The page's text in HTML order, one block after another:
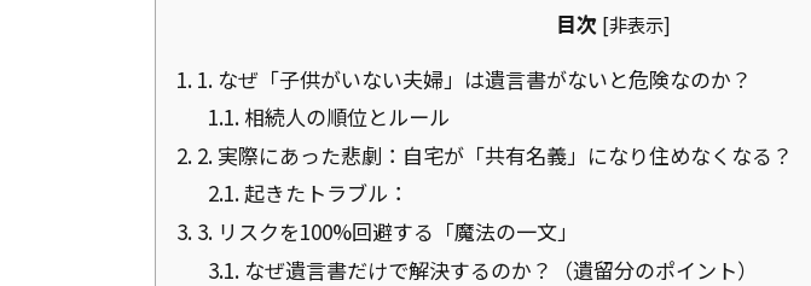
目次 [非表示]
1. 1. なぜ「子供がいない夫婦」は遺言書がないと危険なのか？
1.1.相続人の順位とルール
2. 2. 実際にあった悲劇：自宅が「共有名義」になり住めなくなる？
2.1.起きたトラブル：
3. 3. リスクを100%回避する「魔法の一文」
3.1.なぜ遺言書だけで解決するのか？（遺留分のポイント）